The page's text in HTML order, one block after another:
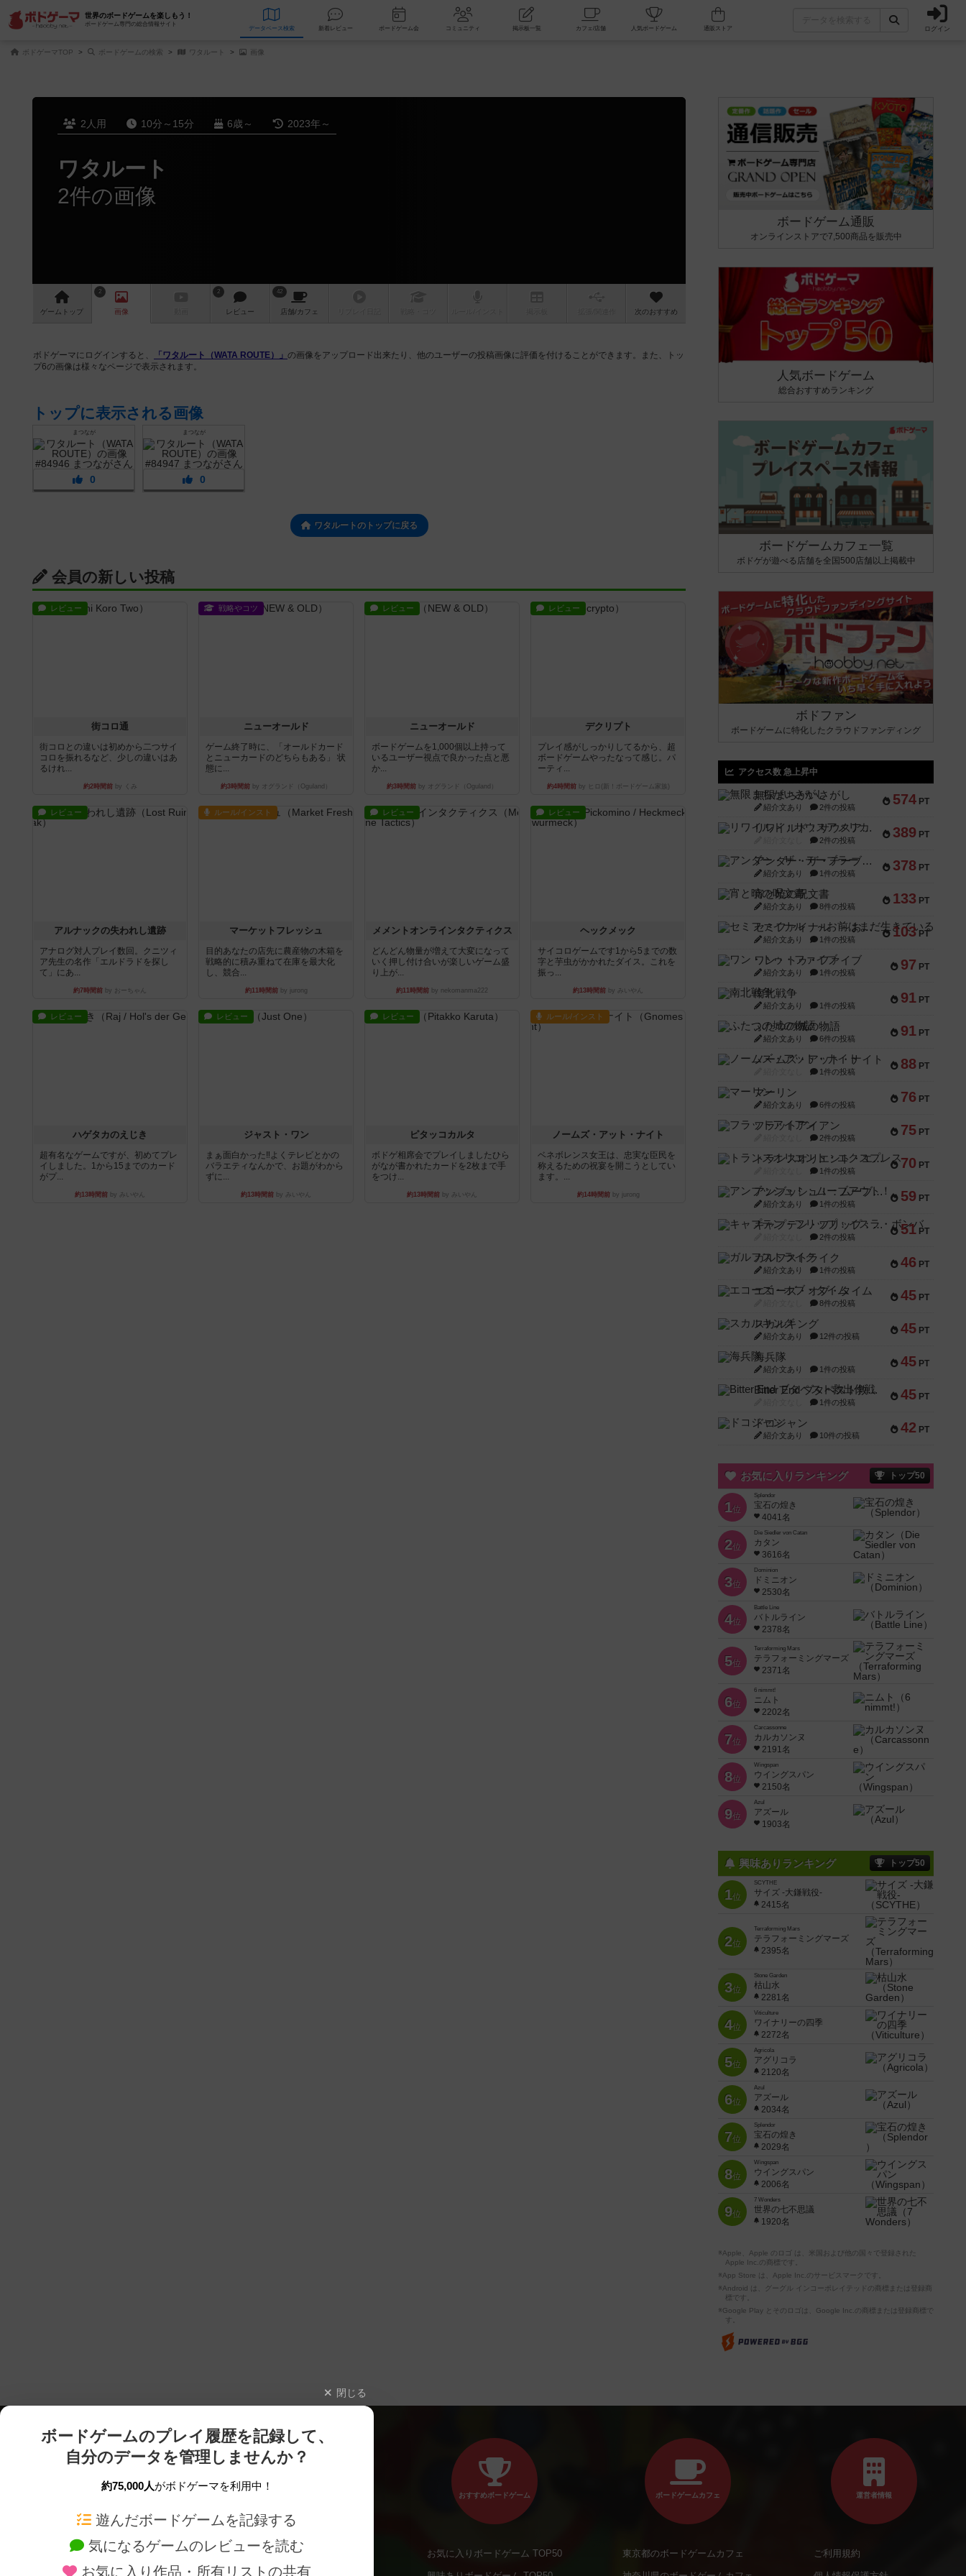
世界のボードゲームを楽しもう！
ボードゲーム専門の総合情報サイト
データベース 検索 新着レビュー ボードゲーム会 コミュニティ 掲示板一覧 カフェ/店舗 人気ボードゲーム ログイン
ボドゲーマTOP ボードゲームの検索 ワタルート 画像
2人用 10分～15分 6歳～ 2023年～
ワタルート
2件の画像
ゲーム トップ
2
画像
2
レビュー
42
店舗/カフェ 次のおすすめ
ボドゲーマにログインすると、 「ワタルート（WATA ROUTE）」 の画像をアップロード出来たり、他のユーザーの投稿画像に評価を付けることができます。また、トッ
プ6の画像は様々なページで表示されます。
トップに表示される画像
まつなが
0
まつなが
0
ワタルートのトップに戻る
会員の新しい投稿
レビュー
街コロ通
街コロとの違いは初めから二つサイ
コロを振れるなど、少しの違いはあ
るけれ...
約2時間前by くみ
戦略やコツ
ニューオールド
ゲーム終了時に、「オールドカード
とニューカードのどちらもある」 状
態に...
約3時間前 by オグランド（Oguland）
レビュー
ニューオールド
ボードゲームを1,000個以上持って
いるユーザー視点で良かった点と悪
か...
約3時間前 by オグランド（Oguland）
レビュー
デクリプト
プレイ感がしっかりしてるから、超
ボードゲームやったなって感じ。パ
ーティ...
約4時間前by ヒロ(新！ボードゲーム家族)
レビュー
アルナックの失われし遺跡
アナログ対人プレイ数回。クニツィ
ア先生の名作「エルドラドを探し
て」にあ...
約7時間前 by おーちゃん
ルール/インスト
マーケットフレッシュ
目的あなたの店先に農産物の木箱を
戦略的に積み重ねて在庫を最大化
し、競合...
約11時間前by jurong
レビュー
メメントオンラインタクティクス
どんどん物量が増えて大変になって
いく押し付け合いが楽しいゲーム盛
り上が...
約11時間前 by nekomanma222
レビュー
ヘックメック
サイコロゲームです1から5までの数
字と芋虫がかかれたダイス。これを
振っ...
約13時間前 by みいやん
レビュー
ハゲタカのえじき
超有名なゲームですが、初めてプレ
イしました。1から15までのカード
がプ...
約13時間前 by みいやん
レビュー
ジャスト・ワン
まぁ面白かった‼️よくテレビとかの
バラエティなんかで、お題がわから
ずに...
約13時間前 by みいやん
レビュー
ピタッコカルタ
ボドゲ相席会でプレイしましたひら
がなが書かれたカードを2枚まで手
をつけ...
約13時間前 by みいやん
ルール/インスト
ノームズ・アット・ナイト
ベネボレンス女王は、忠実な臣民を
称えるための祝宴を開こうとしてい
ます。...
約14時間前by jurong
ボードゲーム通販
オンラインストアで7,500商品を販売中
人気ボードゲーム
総合おすすめランキング
ボードゲームカフェ一覧
ボドゲが遊べる店舗を全国500店舗以上掲載中
ボドファン
ボードゲームに特化したクラウドファンディング
アクセス数 急上昇中
574 PT
無限まちがいさがし
紹介文あり 2件の投稿
389 PT
リワイルド：サウスアメリカ
2件の投稿
378 PT
アンダー・ザ・テーブラー
紹介文あり 1件の投稿
133 PT
宵と暁の呪文書
紹介文あり 8件の投稿
103 PT
セミファイナル ～お前はまだ生きている～
紹介文あり 1件の投稿
97 PT
ワン・トゥ・ファイブ
紹介文あり 1件の投稿
91 PT
南北戦争
紹介文あり 1件の投稿
91 PT
ふたつの城の物語
紹介文あり 6件の投稿
88 PT
ノームズ・アット・ナイト
1件の投稿
76 PT
マーリン
紹介文あり 6件の投稿
75 PT
フラットアイアン
2件の投稿
70 PT
トランスオリエント・エクスプレス
1件の投稿
59 PT
アンブッシュ！：ムーブアウト！
紹介文あり 1件の投稿
51 PT
キャプテン・フリップ：イスラ・ボンバ
2件の投稿
46 PT
ガルフストライク
紹介文あり 1件の投稿
45 PT
エコーズ・オブ・タイム
8件の投稿
45 PT
スカルキング
紹介文あり 12件の投稿
45 PT
海兵隊
紹介文あり 1件の投稿
45 PT
Bitter End ブタペスト救出作戦
1件の投稿
42 PT
ドコジャン
紹介文あり 10件の投稿
お気に入りランキング トップ50
1位
Splendor
宝石の煌き
4041名
2位
Die Siedler von Catan
カタン
3616名
3位
Dominion
ドミニオン
2530名
4位
Battle Line
バトルライン
2378名
5位
Terraforming Mars
テラフォーミングマーズ
2371名
6位
6 nimmt!
ニムト
2202名
7位
Carcassonne
カルカソンヌ
2191名
8位
Wingspan
ウイングスパン
2150名
9位
Azul
アズール
1903名
興味ありランキング トップ50
1位
SCYTHE
サイズ -大鎌戦役-
2415名
2位
Terraforming Mars
テラフォーミングマーズ
2395名
3位
Stone Garden
枯山水
2281名
4位
Viticulture
ワイナリーの四季
2272名
5位
Agricola
アグリコラ
2120名
6位
Azul
アズール
2034名
7位
Splendor
宝石の煌き
2029名
8位
Wingspan
ウイングスパン
2006名
9位
7 Wonders
世界の七不思議
1920名
※Apple、Apple のロゴ は、米国および他の国々で登録された
Apple Inc.の商標です。
※App Store は、Apple Inc.のサービスマークです。
※Android は、グーグル インコーポレイテッドの商標または登録商
標です。
※Google Play とそのロゴは、Google Inc.の商標または登録商標で
す。
閉じる
ボードゲームのプレイ履歴を記録して、
自分のデータを管理しませんか？
約75,000人がボドゲーマを利用中！
遊んだボードゲームを記録する
気になるゲームのレビューを読む
お気に入り作品・所有リストの共有
ボードゲームを検索する 新作・再入荷情報
おすすめボードゲーム
お気に入りボードゲーム TOP50
ボードゲームカフェ
東京都のボードゲームカフェ
運営者情報
ご利用規約